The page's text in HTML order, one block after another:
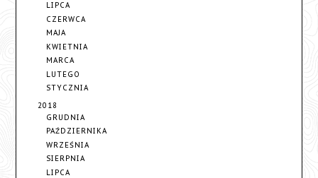
LIPCA
CZERWCA
MAJA
KWIETNIA
MARCA
LUTEGO
STYCZNIA
2018
GRUDNIA
PAŹDZIERNIKA
WRZEŚNIA
SIERPNIA
LIPCA